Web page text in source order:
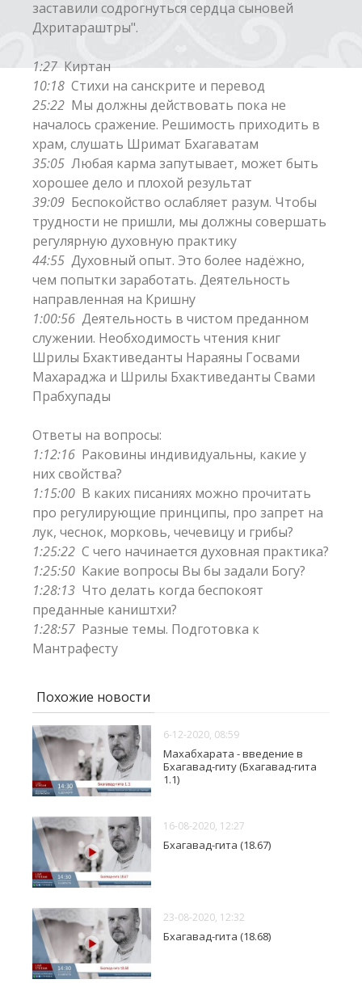
заставили содрогнуться сердца сыновей
Дхритараштры".
1:27Киртан
10:18 Стихи на санскрите и перевод
25:22 Мы должны действовать пока не
началось сражение. Решимость приходить в
храм, слушать Шримат Бхагаватам
35:05 Любая карма запутывает, может быть
хорошее дело и плохой результат
39:09 Беспокойство ослабляет разум. Чтобы
трудности не пришли, мы должны совершать
регулярную духовную практику
44:55 Духовный опыт. Это более надёжно,
чем попытки заработать. Деятельность
направленная на Кришну
1:00:56 Деятельность в чистом преданном
служении. Необходимость чтения книг
Шрилы Бхактиведанты Нараяны Госвами
Махараджа и Шрилы Бхактиведанты Свами
Прабхупады
Ответы на вопросы:
1:12:16 Раковины индивидуальны, какие у
них свойства?
1:15:00 В каких писаниях можно прочитать
про регулирующие принципы, про запрет на
лук, чеснок, морковь, чечевицу и грибы?
1:25:22 С чего начинается духовная практика?
1:25:50 Какие вопросы Вы бы задали Богу?
1:28:13 Что делать когда беспокоят
преданные каништхи?
1:28:57 Разные темы. Подготовка к
Мантрафесту
Похожие новости
6-12-2020, 08:59
Махабхарата - введение в
Бхагавад-гиту (Бхагавад-гита
1.1)
16-08-2020, 12:27
Бхагавад-гита (18.67)
23-08-2020, 12:32
Бхагавад-гита (18.68)